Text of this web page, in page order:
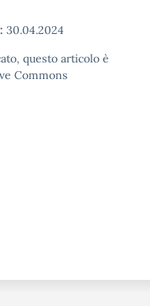
30.04.2024
questo articolo è
Commons